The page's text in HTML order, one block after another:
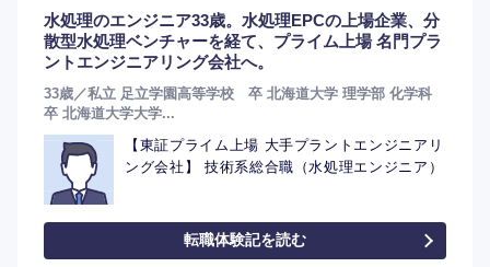
水処理のエンジニア33歳。水処理EPCの上場企業、分
散型水処理ベンチャーを経て、プライム上場 名門プラ
ントエンジニアリング会社へ。
33歳／私立 足立学園高等学校 卒 北海道大学 理学部 化学科
卒 北海道大学大学...
【東証プライム上場 大手プラントエンジニアリ
ング会社】 技術系総合職（水処理エンジニア）
転職体験記を読む